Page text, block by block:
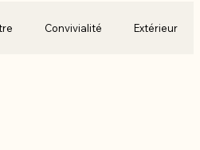
Convivialité Extérieur